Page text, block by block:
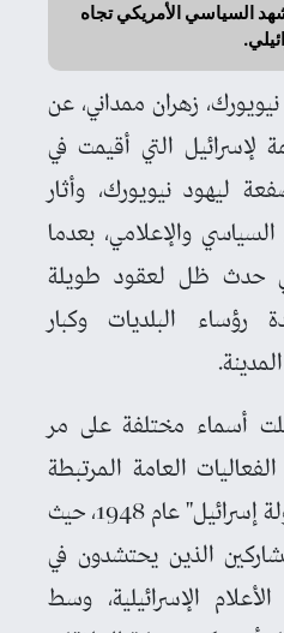
السياسي الأمريكي تجاه
زهران ممداني، عن
لإسرائيل التي أقيمت في
ليهود نيويورك، وأثار
والإعلامي، بعدما
حدث ظل لعقود طويلة
رؤساء البلديات وكبار
أسماء مختلفة على مر
العامة المرتبطة
بإحياء ذكرى تأسيس "دولة إسرائيل" عام 1948، حيث
الذين يحتشدون في
الإسرائيلية، وسط